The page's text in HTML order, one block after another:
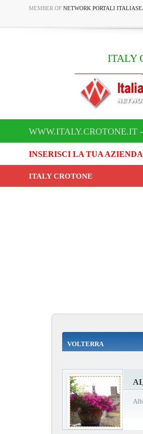
MEMBER OF NETWORK PORTALI
ITALY
WWW.ITALY.CROTONE.IT
INSERISCI LA TUA AZIENDA
ITALY CROTONE
VOLTERRA